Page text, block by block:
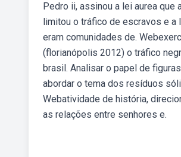
Pedro ii, assinou a lei aurea
limitou o tráfico de escravos e a
eram comunidades de.
(florianópolis 2012) o tráfico
brasil. Analisar o papel de
abordar o tema dos resíduos
Webatividade de história,
as relações entre senhores e.